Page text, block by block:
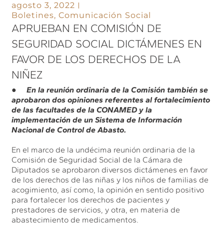
agosto 3, 2022
Boletines,Comunicación Social
APRUEBAN EN COMISIÓN DE
SEGURIDAD SOCIAL DICTÁMENES EN
FAVOR DE LOS DERECHOS DE LA
NIÑEZ
● En la reunión ordinaria de la Comisión también se
aprobaron dos opiniones referentes al fortalecimiento
de las facultades de la CONAMED y la
implementación de un Sistema de Información
Nacional de Control de Abasto.
En el marco de la undécima reunión ordinaria de la
Comisión de Seguridad Social de la Cámara de
Diputados se aprobaron diversos dictámenes en favor
de los derechos de las niñas y los niños de familias de
acogimiento, así como, la opinión en sentido positivo
para fortalecer los derechos de pacientes y
prestadores de servicios, y otra, en materia de
abastecimiento de medicamentos.